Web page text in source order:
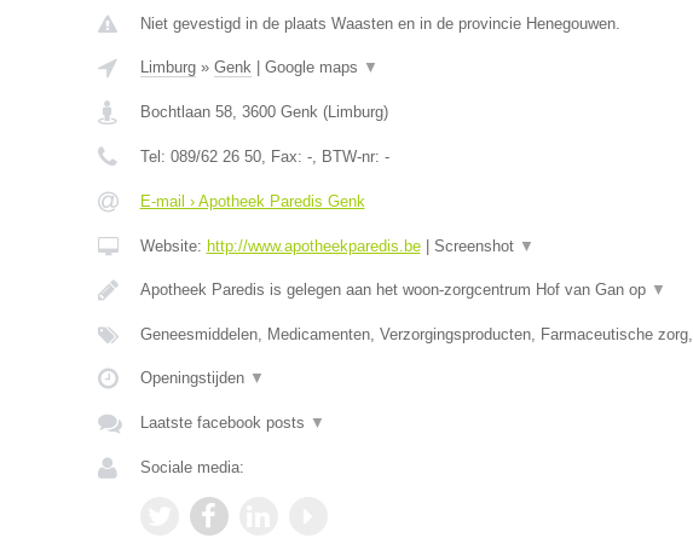
Niet gevestigd in de plaats Waasten en in de provincie Henegouwen.
Limburg» Genk| Google maps ▼
Bochtlaan 58, 3600 Genk(Limburg)
Tel: 089/62 26 50, Fax: -, BTW-nr: -
E-mail › Apotheek Paredis Genk
Website: http://www.apotheekparedis.be| Screenshot ▼
Apotheek Paredis is gelegen aan het woon-zorgcentrum Hof van Gan op ▼
Geneesmiddelen, Medicamenten, Verzorgingsproducten, Farmaceutische zorg,
Openingstijden ▼
Laatste facebook posts ▼
Sociale media: